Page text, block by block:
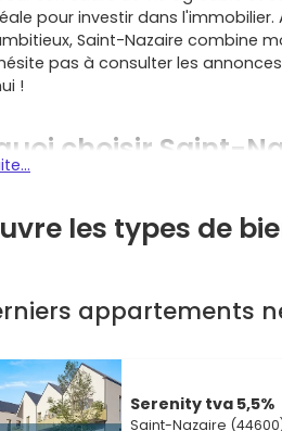
pour investir dans l'immobilier.
Saint-Nazaire combine
pas à consulter les
!
choisir Saint-
?
en pleine
aéronautique. Cette vitalité attire
locative
population jeune et active, la
les types de
appartements
Serenity tva 5,5%
Saint-Nazaire